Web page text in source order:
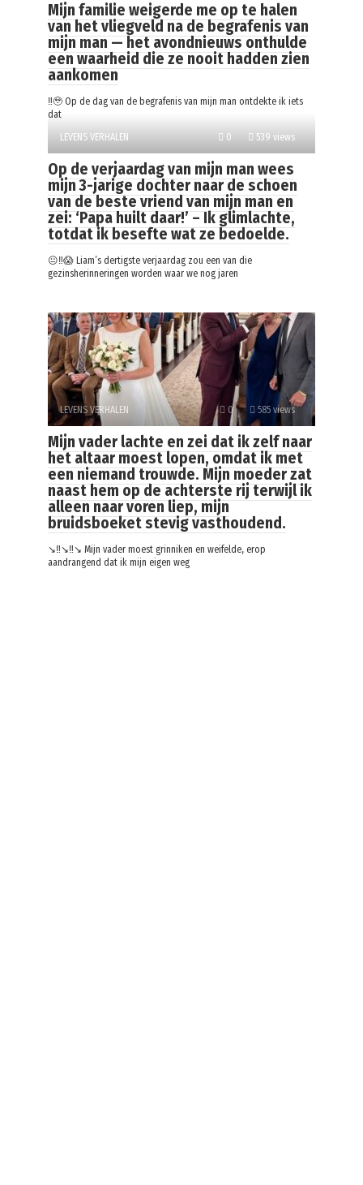
Mijn familie weigerde me op te halen
van het vliegveld na de begrafenis van
mijn man — het avondnieuws onthulde
een waarheid die ze nooit hadden zien
aankomen
‼️🥹 Op de dag van de begrafenis van mijn man ontdekte ik iets
dat
LEVENS VERHALEN
0 539 views
Op de verjaardag van mijn man wees
mijn 3-jarige dochter naar de schoen
van de beste vriend van mijn man en
zei: ‘Papa huilt daar!’ – Ik glimlachte,
totdat ik besefte wat ze bedoelde.
😐‼️😱 Liam’s dertigste verjaardag zou een van die
gezinsherinneringen worden waar we nog jaren
LEVENS VERHALEN 0 585 views
Mijn vader lachte en zei dat ik zelf naar
het altaar moest lopen, omdat ik met
een niemand trouwde. Mijn moeder zat
naast hem op de achterste rij terwijl ik
alleen naar voren liep, mijn
bruidsboeket stevig vasthoudend.
↘️‼️↘️‼️↘️ Mijn vader moest grinniken en weifelde, erop
aandrangend dat ik mijn eigen weg